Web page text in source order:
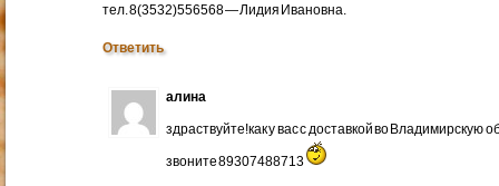
тел. 8(3532)556568 — Лидия Ивановна.
Ответить
алина
здраствуйте!как у вас с доставкой во Владимирскую
звоните 89307488713